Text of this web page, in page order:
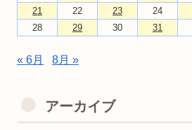
21
22 23 24
28
29 30 31
« 6月 8月 »
アーカイブ